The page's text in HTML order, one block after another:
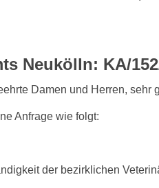
Neukölln: KA/
Damen und Herren, sehr
Anfrage wie folgt:
der bezirklichen